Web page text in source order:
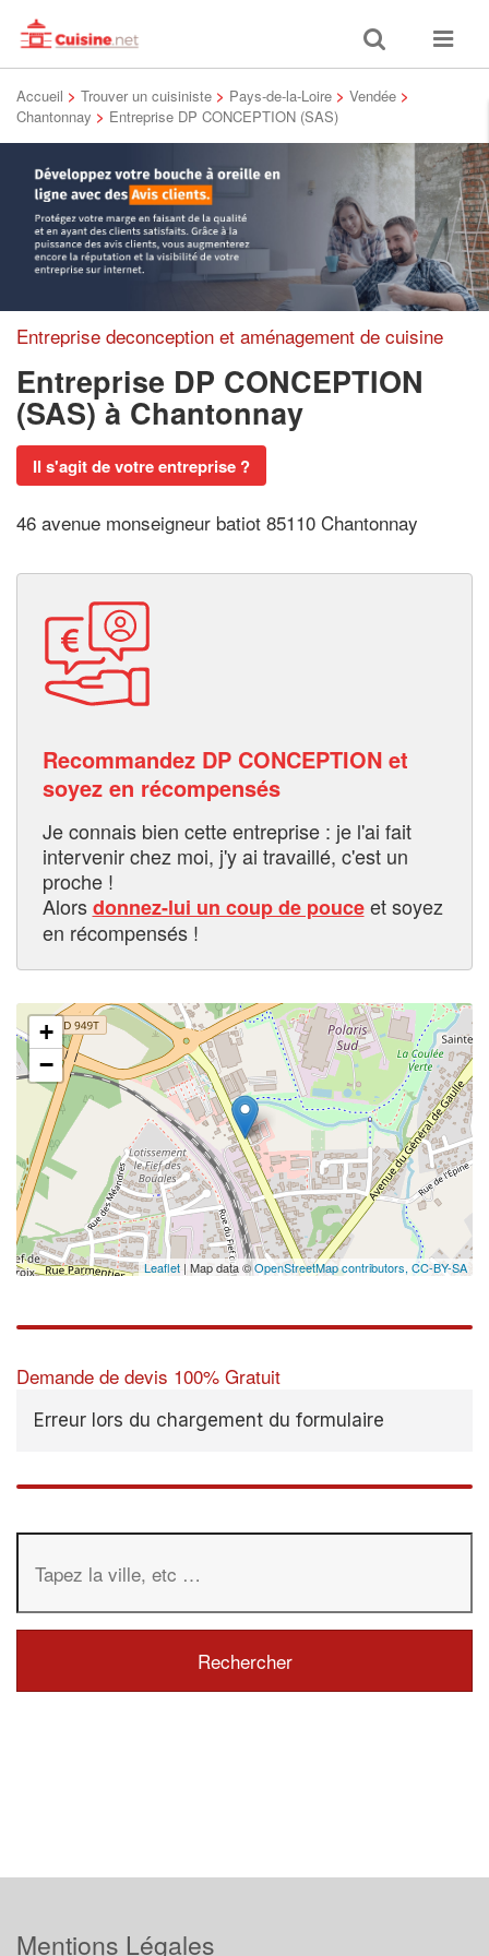
Toggle
search
Toggle
Accueil > Trouver un cuisiniste > Pays-de-la-Loire > Vendée >
Chantonnay > Entreprise DP CONCEPTION (SAS)
Entreprise deconception et aménagement de cuisine
Entreprise DP CONCEPTION
(SAS)à Chantonnay
Il s'agit de votre entreprise ?
46 avenue monseigneur batiot 85110 Chantonnay
Recommandez DP CONCEPTION et
soyez en récompensés
Je connais bien cette entreprise : je l'ai fait
intervenir chez moi, j'y ai travaillé, c'est un
proche !
Alorsdonnez-lui un coup de pouceet soyez
en récompensés !
+
−
Leaflet | Map data ©OpenStreetMap contributors, CC-BY-SA
Demande de devis 100% Gratuit
Erreur lors du chargement du formulaire
Mentions Légales